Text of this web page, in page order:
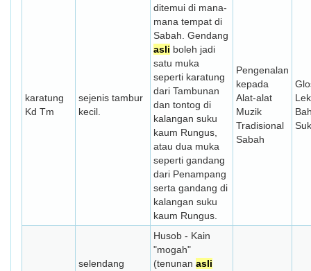
karatung
Kd Tm
sejenis tambur
kecil.
ditemui di mana-
mana tempat di
Sabah. Gendang
asli boleh jadi
satu muka
seperti karatung
dari Tambunan
dan tontog di
kalangan suku
kaum Rungus,
atau dua muka
seperti gandang
dari Penampang
serta gandang di
kalangan suku
kaum Rungus.
Pengenalan
kepada
Alat-alat
Muzik
Tradisional
Sabah
selendang
Husob - Kain
"mogah"
(tenunan asli